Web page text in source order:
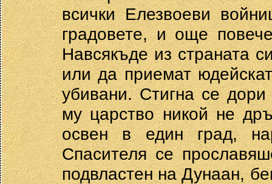
всички Елезвоеви
градовете, и още
Навсякъде из страната
или да приемат
убивани. Стигна се
му царство никой не
освен в един град,
Спасителя се
подвластен на Дунаан,